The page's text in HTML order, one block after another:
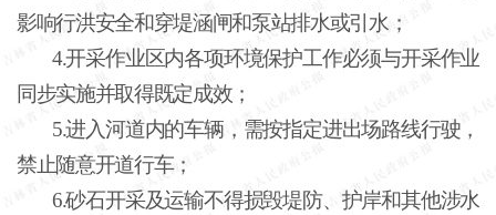
影响行洪安全和穿堤涵闸和泵站排水或引水；
4.开采作业区内各项环境保护工作必须与开采作业
同步实施并取得既定成效；
5.进入河道内的车辆，需按指定进出场路线行驶，
禁止随意开道行车；
6.砂石开采及运输不得损毁堤防、护岸和其他涉水